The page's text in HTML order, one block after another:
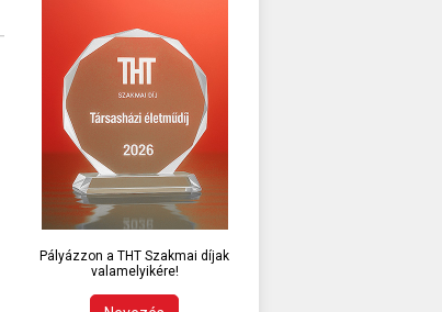
Pályázzon a THT Szakmai díjak
valamelyikére!